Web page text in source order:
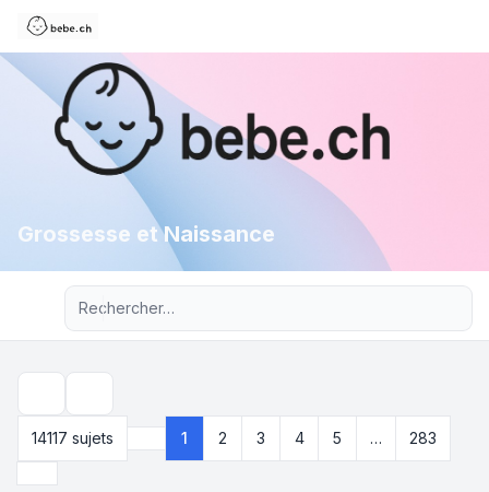
Grossesse et Naissance
Recherche avancée
14117 sujets
Page 1 sur283
1 2 3 4 5 …
283